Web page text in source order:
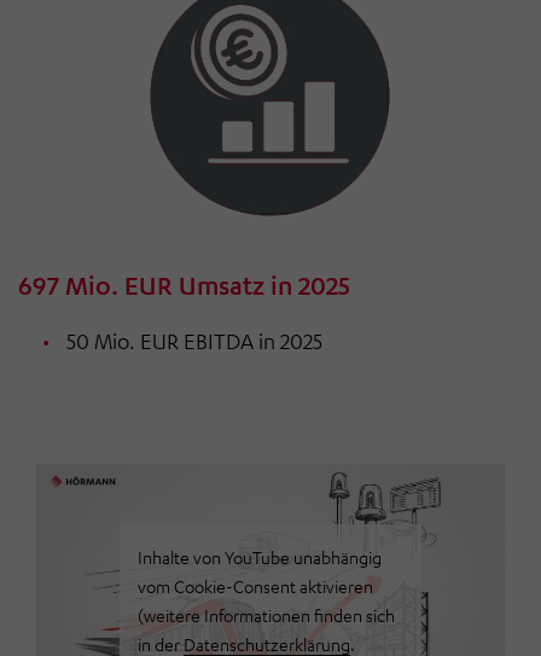
697 Mio. EUR Umsatz in 2025
50 Mio. EUR EBITDA in 2025
Inhalte von YouTube unabhängig
vom Cookie-Consent aktivieren
(weitere Informationen finden sich
in der Datenschutzerklärung.